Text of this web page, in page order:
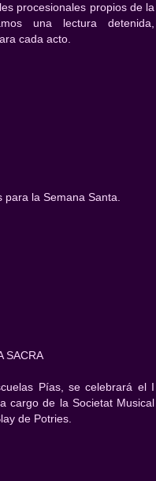
procesionales propios de la
una lectura detenida,
cada acto.
la Semana Santa.
SACRA
Pías, se celebrará el I
cargo de la Societat Musical
de Potries.